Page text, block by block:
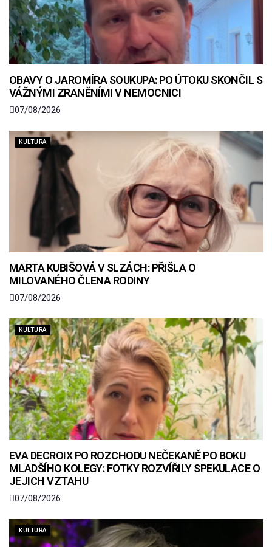
OBAVY O JAROMÍRA SOUKUPA: PO ÚTOKU SKONČIL S
VÁŽNÝMI ZRANĚNÍMI V NEMOCNICI
07/08/2026
KULTURA
MARTA KUBIŠOVÁ V SLZÁCH: PŘIŠLA O
MILOVANÉHO ČLENA RODINY
07/08/2026
KULTURA
EVA DECROIX PO ROZCHODU NEČEKANĚ PO BOKU
MLADŠÍHO KOLEGY: FOTKY ROZVÍŘILY SPEKULACE O
JEJICH VZTAHU
07/08/2026
KULTURA